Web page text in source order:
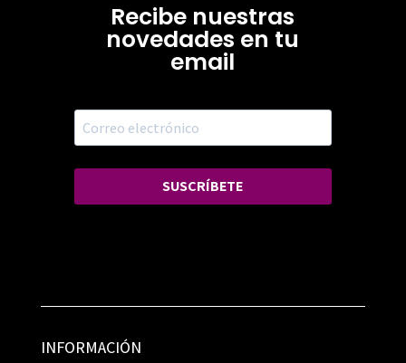
Recibe nuestras
novedades en tu
email
SUSCRÍBETE
INFORMACIÓN